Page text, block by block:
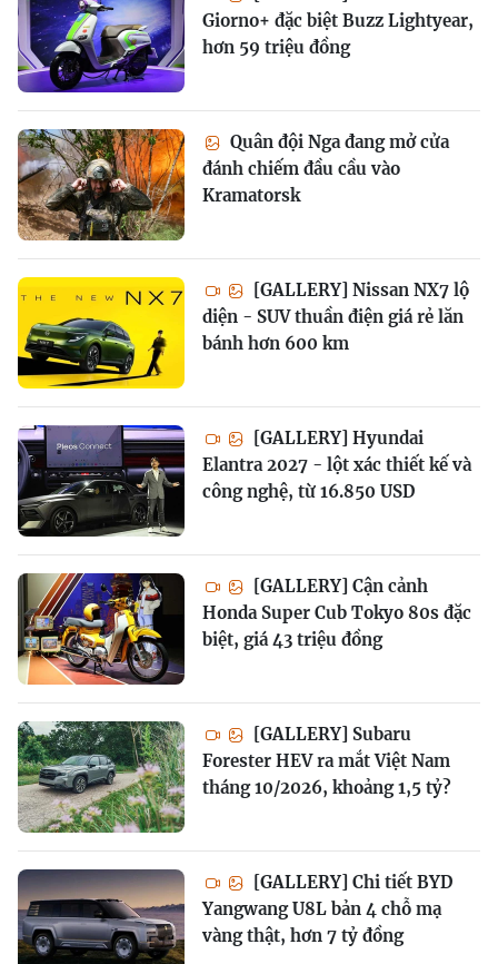
Giorno+ đặc biệt Buzz Lightyear,
hơn 59 triệu đồng
Quân đội Nga đang mở cửa
đánh chiếm đầu cầu vào
Kramatorsk
[GALLERY] Nissan NX7 lộ
diện - SUV thuần điện giá rẻ lăn
bánh hơn 600 km
[GALLERY] Hyundai
Elantra 2027 - lột xác thiết kế và
công nghệ, từ 16.850 USD
[GALLERY] Cận cảnh
Honda Super Cub Tokyo 80s đặc
biệt, giá 43 triệu đồng
[GALLERY] Subaru
Forester HEV ra mắt Việt Nam
tháng 10/2026, khoảng 1,5 tỷ?
[GALLERY] Chi tiết BYD
Yangwang U8L bản 4 chỗ mạ
vàng thật, hơn 7 tỷ đồng